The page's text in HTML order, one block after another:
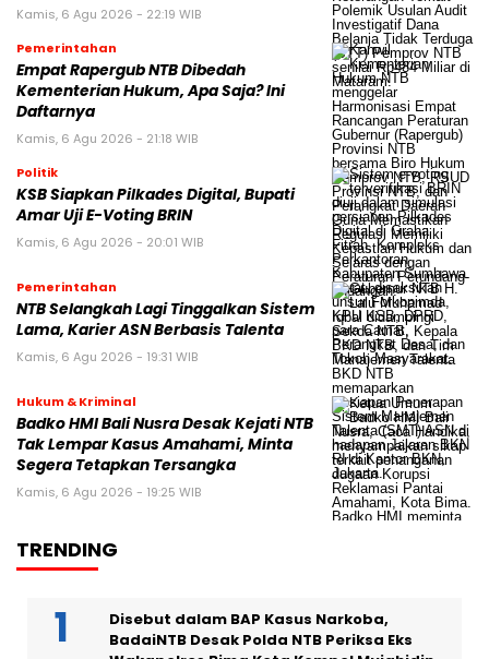
Kamis, 6 Agu 2026 - 22:19 WIB
Pemerintahan
Empat Rapergub NTB Dibedah
Kementerian Hukum, Apa Saja? Ini
Daftarnya
Kamis, 6 Agu 2026 - 21:18 WIB
Politik
KSB Siapkan Pilkades Digital, Bupati
Amar Uji E-Voting BRIN
Kamis, 6 Agu 2026 - 20:01 WIB
Pemerintahan
NTB Selangkah Lagi Tinggalkan Sistem
Lama, Karier ASN Berbasis Talenta
Kamis, 6 Agu 2026 - 19:31 WIB
Hukum & Kriminal
Badko HMI Bali Nusra Desak Kejati NTB
Tak Lempar Kasus Amahami, Minta
Segera Tetapkan Tersangka
Kamis, 6 Agu 2026 - 19:25 WIB
TRENDING
Disebut dalam BAP Kasus Narkoba,
BadaiNTB Desak Polda NTB Periksa Eks